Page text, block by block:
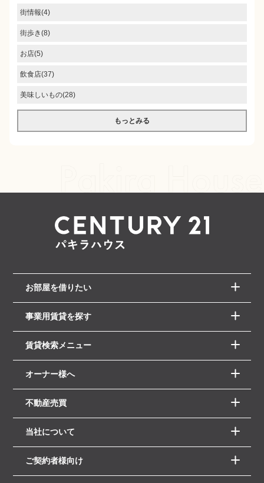
街情報(4)
街歩き(8)
お店(5)
飲食店(37)
美味しいもの(28)
もっとみる
お部屋を借りたい
事業用賃貸を探す
賃貸検索メニュー
オーナー様へ
不動産売買
当社について
ご契約者様向け